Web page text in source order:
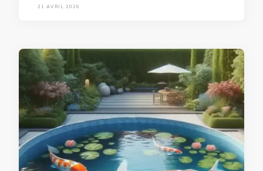
21 AVRIL 2026